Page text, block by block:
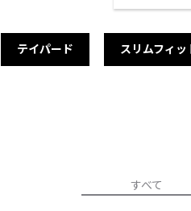
人気アイテム
テイパード スリムフィッ
すべて